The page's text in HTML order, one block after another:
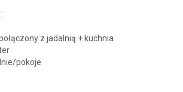
z jadalnią + kuchnia
pokoje